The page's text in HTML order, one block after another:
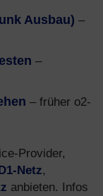
Ausbau) –
–
– früher o2-
Provider,
Netz,
anbieten. Infos